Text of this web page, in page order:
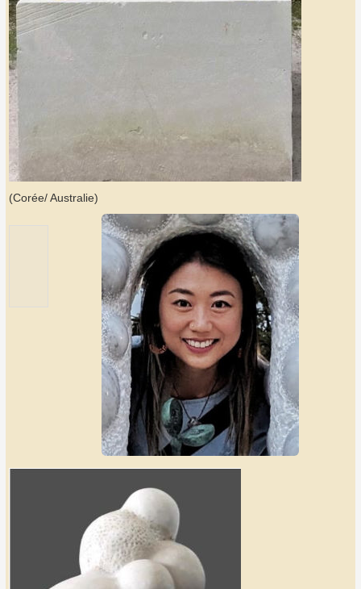
(Corée/ Australie)